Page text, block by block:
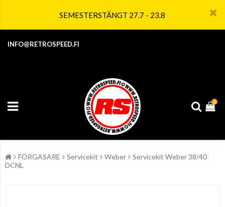
SEMESTERSTÄNGT 27.7 - 23.8
INFO@RETROSPEED.FI
0
FÖRGASARE Servicekit Weber
Servicekit Weber 38/40
DCNL